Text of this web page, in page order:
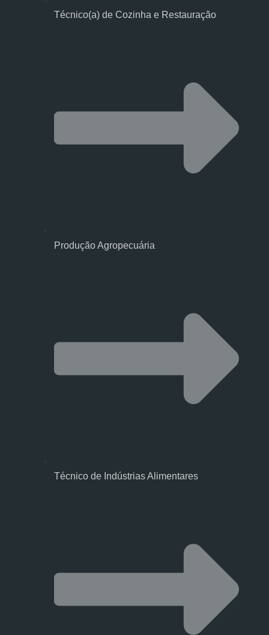
Técnico(a) de Cozinha e Restauração
Produção Agropecuária
Técnico de Indústrias Alimentares